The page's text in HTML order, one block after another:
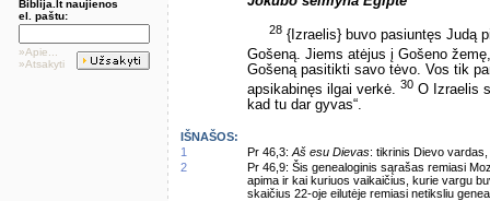
Biblija.lt naujienos
el. paštu:
»Apie...
»Atsakyti
28 {Izraelis} buvo pasiuntęs Judą
Gošeną. Jiems atėjus į Gošeno
Gošeną pasitikti savo tėvo. Vos tik
apsikabinęs ilgai verkė. 30 O Izraelis
kad tu dar gyvas“.
IŠNAŠOS:
1
Pr 46,3: Aš esu Dievas: tikrinis Dievo
2
Pr 46,9: Šis genealoginis sąrašas remiasi
apima ir kai kuriuos vaikaičius, kurie vargu
skaičius 22-oje eilutėje remiasi netiksliu